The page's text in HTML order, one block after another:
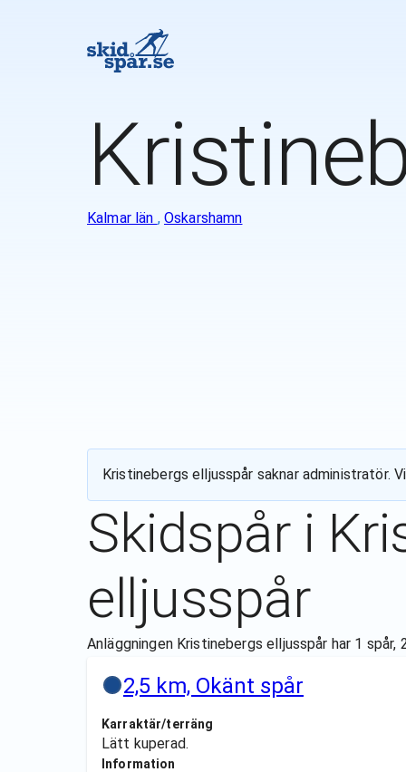
Kalmar län , Oskarshamn
Kristinebergs elljusspår saknar administratör.
Skidspår i
elljusspår
Anläggningen Kristinebergs elljusspår har 1
2,5 km, Okänt spår
Karraktär/terräng
Lätt kuperad.
Information